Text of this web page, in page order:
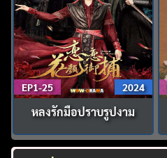
EP1-25 2024
หลงรักมือปราบรูปงาม